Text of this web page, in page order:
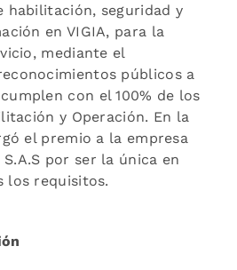
habilitación, seguridad y
en VIGIA, para la
mediante el
públicos a
con el 100% de los
y Operación. En la
el premio a la empresa
por ser la única en
los requisitos.